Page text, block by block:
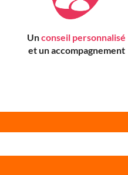
Unconseil personnalisé
et un accompagnement